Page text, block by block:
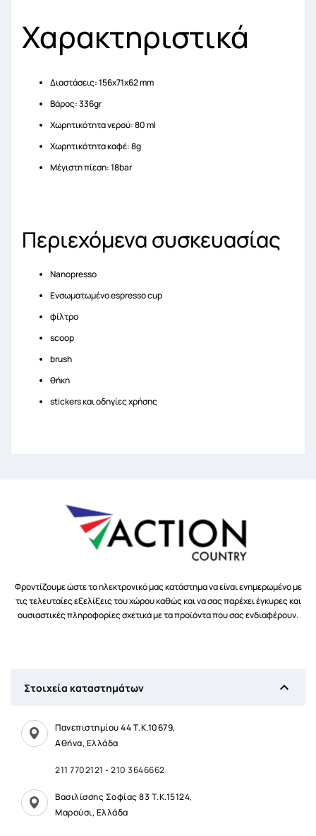
Χαρακτηριστικά
Διαστάσεις: 156x71x62 mm
Βάρος: 336gr
Χωρητικότητα νερού: 80 ml
Χωρητικότητα καφέ: 8g
Μέγιστη πίεση: 18bar
Περιεχόμενα συσκευασίας
Nanopresso
Ενσωματωμένο espresso cup
φίλτρο
scoop
brush
θήκη
stickers και οδηγίες χρήσης
Φροντίζουμε ώστε το ηλεκτρονικό μας κατάστημα να είναι ενημερωμένο με
τις τελευταίες εξελίξεις του χώρου καθώς και να σας παρέχει έγκυρες και
ουσιαστικές πληροφορίες σχετικά με τα προϊόντα που σας ενδιαφέρουν.
Στοιχεία καταστημάτων 
Πανεπιστημίου 44 Τ.Κ.10679,
Αθήνα, Ελλάδα
211 7702121 -210 3646662
Βασιλίσσης Σοφίας 83 Τ.Κ.15124,
Μαρούσι, Ελλάδα